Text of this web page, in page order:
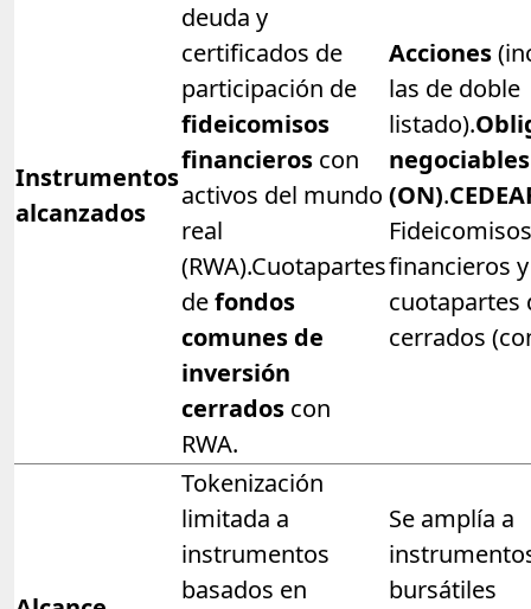
Instrumentos
alcanzados
deuda y
certificados de
participación de
fideicomisos
financieros con
activos del mundo
real
(RWA).Cuotapartes
defondos
comunes de
inversión
cerrados con
RWA.
Acciones
las de doble
listado).
negociables
(ON).
Fideicomisos
financieros y
cuotapartes
cerrados
Tokenización
limitada a
instrumentos
basados en
Se amplía a
bursátiles